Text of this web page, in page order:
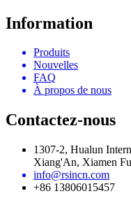
Information
Produits
Nouvelles
FAQ
À propos de nous
Contactez-nous
1307-2, Hualun
Xiang'An, Xiamen
info@rsincn.com
+86 13806015457